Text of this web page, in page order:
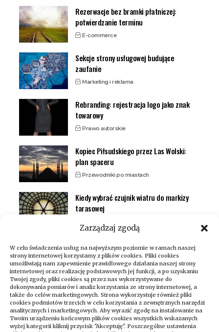
Zarządzaj zgodą
W celu świadczenia usług na najwyższym poziomie w ramach naszej
strony internetowej korzystamy z plików cookies. Pliki cookies
umożliwiają nam zapewnienie prawidłowego działania naszej strony
internetowej oraz realizację podstawowych jej funkcji, a po uzyskaniu
Twojej zgody, pliki cookies są przez nas wykorzystywane do
dokonywania pomiarów i analiz korzystania ze strony internetowej, a
także do celów marketingowych. Strona wykorzystuje również pliki
cookies podmiotów trzecich w celu korzystania z zewnętrznych narzędzi
analitycznych i marketingowych. Aby wyrazić zgodę na instalowanie na
Twoim urządzeniu końcowym plików cookies wszystkich wskazanych
wyżej kategorii kliknij przycisk "Akceptuję". Poszczególne ustawienia
Rezerwacje bez bramki płatniczej:
potwierdzanie terminu
E-commerce
Sekcje strony usługowej budujące
zaufanie
Marketing i reklama
Rebranding: rejestracja logo jako znak
towarowy
Prawo autorskie
Kopiec Piłsudskiego przez Las Wolski:
plan spaceru
Przewodniki po miastach
Kiedy wybrać czujnik wiatru do markizy
tarasowej